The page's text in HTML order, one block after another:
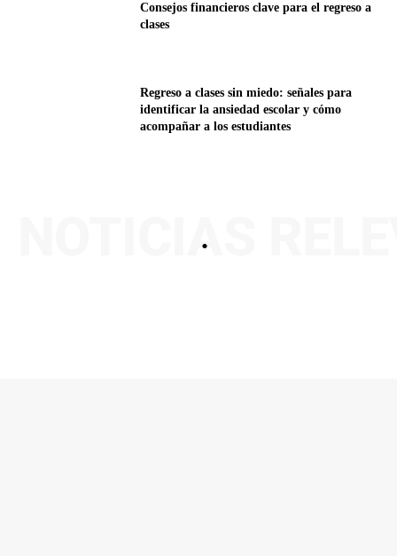
Consejos financieros clave para el regreso a
clases
Regreso a clases sin miedo: señales para
identificar la ansiedad escolar y cómo
acompañar a los estudiantes
.
NOTICIAS